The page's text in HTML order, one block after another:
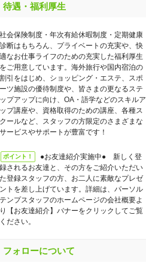
待遇・福利厚生
会保険制度・年次有給休暇制度・定期健康
断はもちろん、プライベートの充実や、快
なお仕事ライフのための充実した福利厚生
ご用意しています。海外旅行や国内宿泊の
引をはじめ、ショッピング・エステ、スポ
ツ施設の優待制度や、皆さまの更なるステ
プアップに向け、OA・語学などのスキルア
プ講座や、資格取得のための講座、各種ス
ールなど、スタッフの方限定のさまざまな
ービスやサポートが豊富です！
ポイント！
●お友達紹介実施中● 新しく登
されるお友達と、その方をご紹介いただい
登録スタッフの方、お二人に素敵なプレゼ
トを差し上げています。詳細は、パーソル
ンプスタッフのホームページの会社概要よ
【お友達紹介】バナーをクリックしてご覧
ださい。
フォローについて